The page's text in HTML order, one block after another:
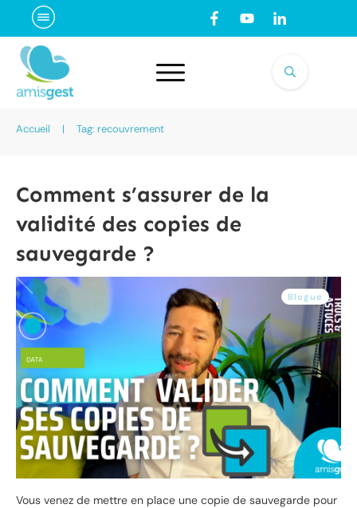
Accueil | Tag: recouvrement
Comment s’assurer de la
validité des copies de
sauvegarde ?
Blogue
Vous venez de mettre en place une copie de sauvegarde pour